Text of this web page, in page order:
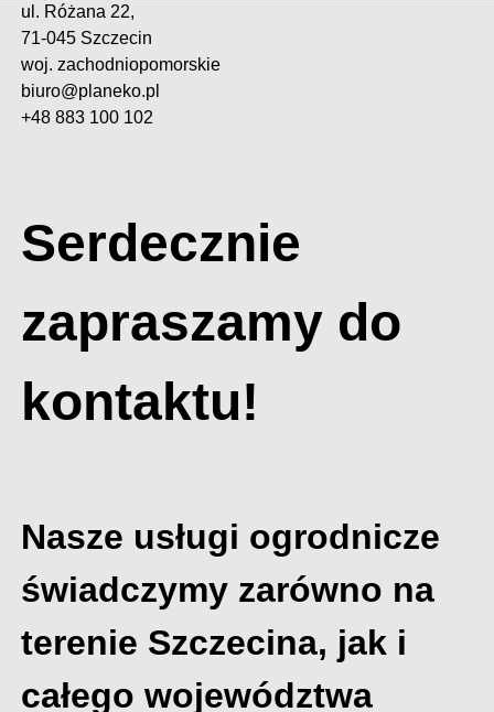
ul. Różana 22,
71-045 Szczecin
woj. zachodniopomorskie
biuro@planeko.pl
+48 883 100 102
Serdecznie
zapraszamy do
kontaktu!
Nasze usługi ogrodnicze
świadczymy zarówno na
terenie Szczecina, jak i
całego województwa